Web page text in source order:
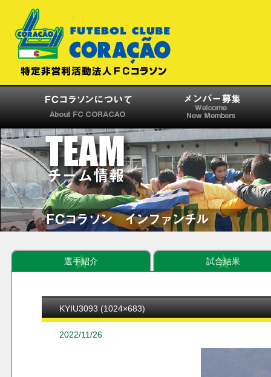
選手紹介 試合結果
KYIU3093 (1024×683)
2022/11/26